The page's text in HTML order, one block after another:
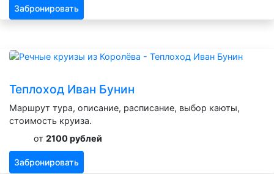
Забронировать
Теплоход Иван Бунин
Маршрут тура, описание, расписание, выбор каюты,
стоимость круиза.
от 2100 рублей
Забронировать